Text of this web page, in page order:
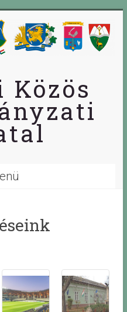
Közös